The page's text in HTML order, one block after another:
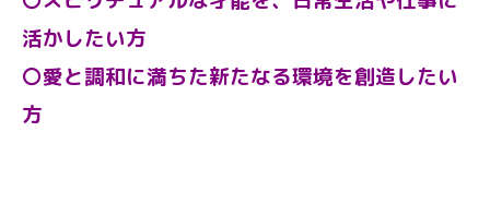
活かしたい方
〇愛と調和に満ちた新たなる環境を創造したい
方